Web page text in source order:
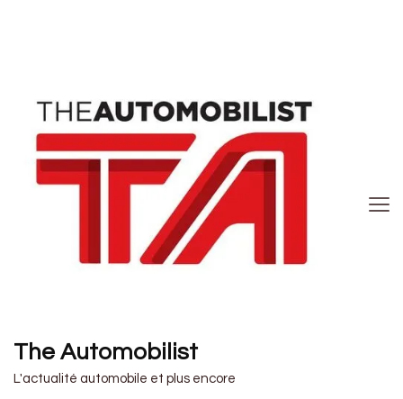
The Automobilist
L'actualité automobile et plus encore